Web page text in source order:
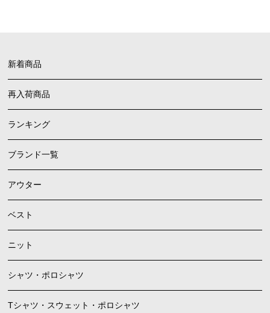
新着商品
再入荷商品
ランキング
ブランド一覧
アウター
ベスト
ニット
シャツ・ポロシャツ
Tシャツ・スウェット・ポロシャツ